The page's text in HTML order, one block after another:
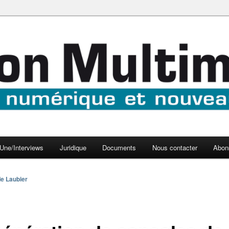
Une/Interviews Juridique Documents Nous contacter
Laubier